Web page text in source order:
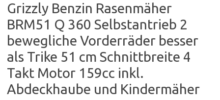
Grizzly Benzin Rasenmäher
BRM51 Q 360 Selbstantrieb 2
bewegliche Vorderräder besser
als Trike 51 cm Schnittbreite 4
Takt Motor 159cc inkl.
Abdeckhaube und Kindermäher